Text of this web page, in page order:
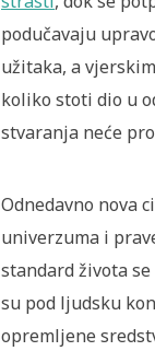
podučavaju
užitaka, a
koliko stoti dio u
stvaranja neće
Odnedavno nova
univerzuma i
standard života
su pod ljudsku
opremljene